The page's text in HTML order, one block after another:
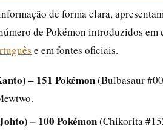
de forma clara,
de Pokémon introduzidos em
e em fontes oficiais.
– 151 Pokémon(Bulbasaur
– 100 Pokémon(Chikorita